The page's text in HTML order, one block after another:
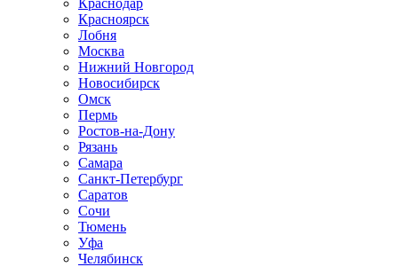
Краснодар
Красноярск
Лобня
Москва
Нижний Новгород
Новосибирск
Омск
Пермь
Ростов-на-Дону
Рязань
Самара
Санкт-Петербург
Саратов
Сочи
Тюмень
Уфа
Челябинск